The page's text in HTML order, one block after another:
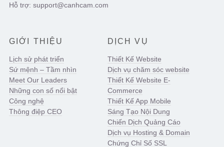
Hỗ trợ: support@canhcam.com
GIỚI THIỆU
Lịch sử phát triển
Sứ mệnh – Tầm nhìn
Meet Our Leaders
Những con số nổi bật
Công nghệ
Thông điệp CEO
DỊCH VỤ
Thiết Kế Website
Dịch vụ chăm sóc website
Thiết Kế Website E-
Commerce
Thiết Kế App Mobile
Sáng Tạo Nội Dung
Chiến Dịch Quảng Cáo
Dịch vụ Hosting & Domain
Chứng Chỉ Số SSL